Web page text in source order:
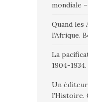
mondiale
Quand les
l’Afrique.
La
1904-1934.
Un
l’Histoire.